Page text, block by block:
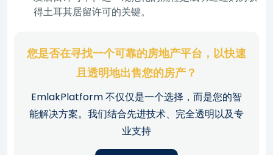
得土耳其居留许可的关键。
您是否在寻找一个可靠的房地产平台，以快速
且透明地出售您的房产？
EmlakPlatform 不仅仅是一个选择，而是您的智
能解决方案。我们结合先进技术、完全透明以及专
业支持